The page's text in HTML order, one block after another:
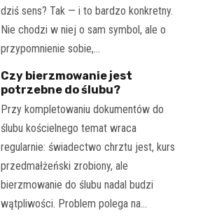
dziś sens? Tak — i to bardzo konkretny.
Nie chodzi w niej o sam symbol, ale o
przypomnienie sobie,…
Czy bierzmowanie jest
potrzebne do ślubu?
Przy kompletowaniu dokumentów do
ślubu kościelnego temat wraca
regularnie: świadectwo chrztu jest, kurs
przedmałżeński zrobiony, ale
bierzmowanie do ślubu nadal budzi
wątpliwości. Problem polega na…